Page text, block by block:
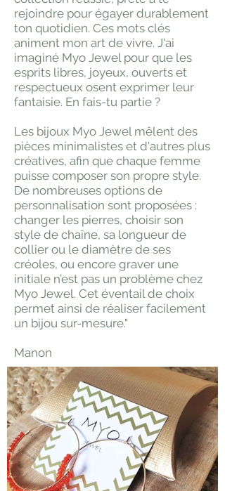
rejoindre pour égayer durablement
ton quotidien. Ces mots clés
animent mon art de vivre. J'ai
imaginé Myo Jewel pour que les
esprits libres, joyeux, ouverts et
respectueux osent exprimer leur
fantaisie. En fais-tu partie ?
Les bijoux Myo Jewel mêlent des
pièces minimalistes et d'autres plus
créatives, afin que chaque femme
puisse composer son propre style.
De nombreuses options de
personnalisation sont proposées :
changer les pierres, choisir son
style de chaîne, sa longueur de
collier ou le diamètre de ses
créoles, ou encore graver une
initiale n’est pas un problème chez
Myo Jewel. Cet éventail de choix
permet ainsi de réaliser facilement
un bijou sur-mesure."
Manon